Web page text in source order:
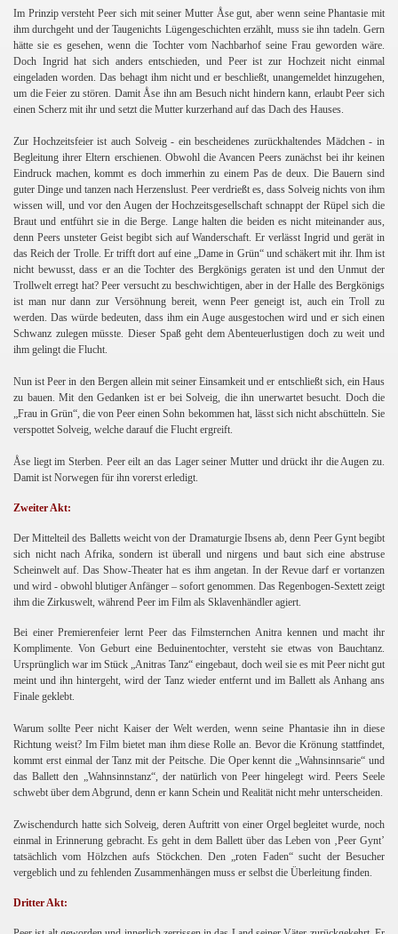
Im Prinzip versteht Peer sich mit seiner Mutter Åse gut, aber wenn seine Phantasie mit
ihm durchgeht und der Taugenichts Lügengeschichten erzählt, muss sie ihn tadeln. Gern
hätte sie es gesehen, wenn die Tochter vom Nachbarhof seine Frau geworden wäre.
Doch Ingrid hat sich anders entschieden, und Peer ist zur Hochzeit nicht einmal
eingeladen worden. Das behagt ihm nicht und er beschließt, unangemeldet hinzugehen,
um die Feier zu stören. Damit Åse ihn am Besuch nicht hindern kann, erlaubt Peer sich
einen Scherz mit ihr und setzt die Mutter kurzerhand auf das Dach des Hauses.
Zur Hochzeitsfeier ist auch Solveig - ein bescheidenes zurückhaltendes Mädchen - in
Begleitung ihrer Eltern erschienen. Obwohl die Avancen Peers zunächst bei ihr keinen
Eindruck machen, kommt es doch immerhin zu einem Pas de deux. Die Bauern sind
guter Dinge und tanzen nach Herzenslust. Peer verdrießt es, dass Solveig nichts von ihm
wissen will, und vor den Augen der Hochzeitsgesellschaft schnappt der Rüpel sich die
Braut und entführt sie in die Berge. Lange halten die beiden es nicht miteinander aus,
denn Peers unsteter Geist begibt sich auf Wanderschaft. Er verlässt Ingrid und gerät in
das Reich der Trolle. Er trifft dort auf eine „Dame in Grün“ und schäkert mit ihr. Ihm ist
nicht bewusst, dass er an die Tochter des Bergkönigs geraten ist und den Unmut der
Trollwelt erregt hat? Peer versucht zu beschwichtigen, aber in der Halle des Bergkönigs
ist man nur dann zur Versöhnung bereit, wenn Peer geneigt ist, auch ein Troll zu
werden. Das würde bedeuten, dass ihm ein Auge ausgestochen wird und er sich einen
Schwanz zulegen müsste. Dieser Spaß geht dem Abenteuerlustigen doch zu weit und
ihm gelingt die Flucht.
Nun ist Peer in den Bergen allein mit seiner Einsamkeit und er entschließt sich, ein Haus
zu bauen. Mit den Gedanken ist er bei Solveig, die ihn unerwartet besucht. Doch die
„Frau in Grün“, die von Peer einen Sohn bekommen hat, lässt sich nicht abschütteln. Sie
verspottet Solveig, welche darauf die Flucht ergreift.
Åse liegt im Sterben. Peer eilt an das Lager seiner Mutter und drückt ihr die Augen zu.
Damit ist Norwegen für ihn vorerst erledigt.
Zweiter Akt:
Der Mittelteil des Balletts weicht von der Dramaturgie Ibsens ab, denn Peer Gynt begibt
sich nicht nach Afrika, sondern ist überall und nirgens und baut sich eine abstruse
Scheinwelt auf. Das Show-Theater hat es ihm angetan. In der Revue darf er vortanzen
und wird - obwohl blutiger Anfänger – sofort genommen. Das Regenbogen-Sextett zeigt
ihm die Zirkuswelt, während Peer im Film als Sklavenhändler agiert.
Bei einer Premierenfeier lernt Peer das Filmsternchen Anitra kennen und macht ihr
Komplimente. Von Geburt eine Beduinentochter, versteht sie etwas von Bauchtanz.
Ursprünglich war im Stück „Anitras Tanz“ eingebaut, doch weil sie es mit Peer nicht gut
meint und ihn hintergeht, wird der Tanz wieder entfernt und im Ballett als Anhang ans
Finale geklebt.
Warum sollte Peer nicht Kaiser der Welt werden, wenn seine Phantasie ihn in diese
Richtung weist? Im Film bietet man ihm diese Rolle an. Bevor die Krönung stattfindet,
kommt erst einmal der Tanz mit der Peitsche. Die Oper kennt die „Wahnsinnsarie“ und
das Ballett den „Wahnsinnstanz“, der natürlich von Peer hingelegt wird. Peers Seele
schwebt über dem Abgrund, denn er kann Schein und Realität nicht mehr unterscheiden.
Zwischendurch hatte sich Solveig, deren Auftritt von einer Orgel begleitet wurde, noch
einmal in Erinnerung gebracht. Es geht in dem Ballett über das Leben von ‚Peer Gynt’
tatsächlich vom Hölzchen aufs Stöckchen. Den „roten Faden“ sucht der Besucher
vergeblich und zu fehlenden Zusammenhängen muss er selbst die Überleitung finden.
Dritter Akt: